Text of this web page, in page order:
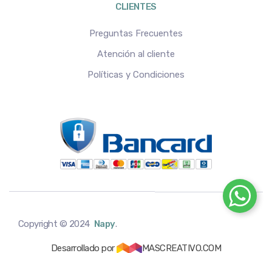
CLIENTES
Preguntas Frecuentes
Atención al cliente
Políticas y Condiciones
Copyright © 2024 Napy.
Desarrollado por MASCREATIVO.COM